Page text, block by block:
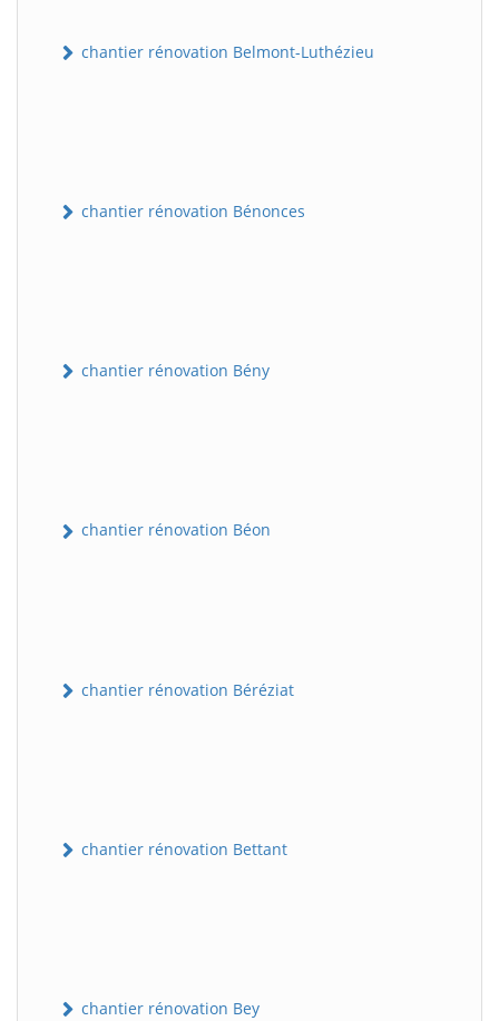
chantier rénovation Belmont-Luthézieu
chantier rénovation Bénonces
chantier rénovation Bény
chantier rénovation Béon
chantier rénovation Béréziat
chantier rénovation Bettant
chantier rénovation Bey